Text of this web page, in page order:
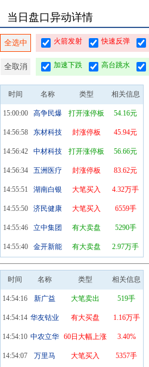
当日盘口异动详情
全选中 火箭发射 快速反弹
全取消 加速下跌 高台跳水
时间 名称 类型 相关信息
15:00:00 高争民爆 打开涨停板 54.16元
14:56:58 东材科技 封涨停板 45.94元
14:56:42 中材科技 打开涨停板 56.66元
14:56:34 五洲医疗 封涨停板 83.62元
14:55:51 湖南白银 大笔买入 4.32万手
14:55:50 济民健康 大笔买入 6559手
14:55:46 立中集团 有大卖盘 5290手
14:55:40 金开新能 有大卖盘 2.97万手
时间 名称 类型 相关信息
14:54:16 新广益 大笔卖出 519手
14:54:14 华友钴业 有大买盘 1.16万手
14:54:10 中农立华 60日大幅上涨 3.40%
14:54:07 万里马 大笔买入 5357手